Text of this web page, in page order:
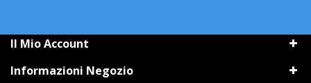
Il Mio Account
Informazioni Negozio